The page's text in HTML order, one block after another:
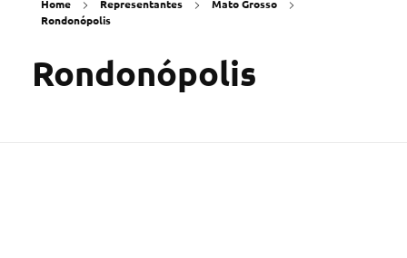
Home Representantes
Mato Grosso
Rondonópolis
Rondonópolis